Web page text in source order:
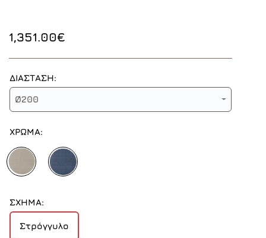
1,351.00€
ΔΙΑΣΤΑΣΗ:
Ø200
ΧΡΩΜΑ:
ΣΧΗΜΑ:
Στρόγγυλο